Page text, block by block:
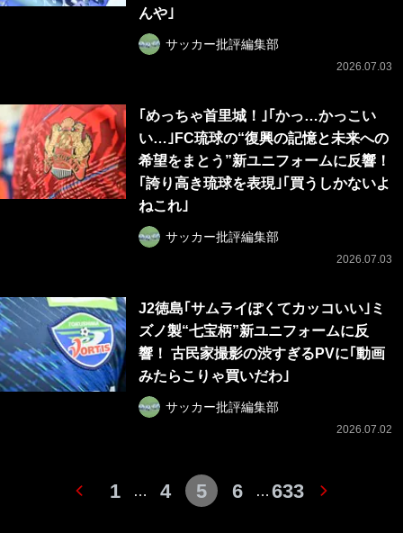
んや｣
サッカー批評編集部
2026.07.03
｢めっちゃ首里城！｣｢かっ…かっこい
い…｣FC琉球の“復興の記憶と未来への
希望をまとう”新ユニフォームに反響！
｢誇り高き琉球を表現｣｢買うしかないよ
ねこれ｣
サッカー批評編集部
2026.07.03
J2徳島｢サムライぽくてカッコいい｣ミ
ズノ製“七宝柄”新ユニフォームに反
響！ 古民家撮影の渋すぎるPVに｢動画
みたらこりゃ買いだわ｣
サッカー批評編集部
2026.07.02
1 … 4 5 6 … 633